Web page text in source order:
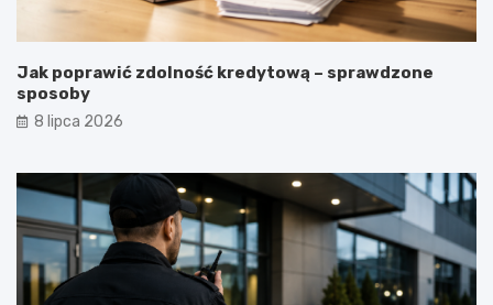
Jak poprawić zdolność kredytową – sprawdzone
sposoby
8 lipca 2026